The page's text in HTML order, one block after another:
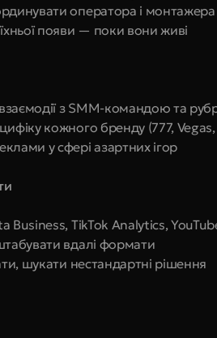
оператора і монтажера
появи — поки вони живі
з SMM-командою та
кожного бренду (777,
у сфері азартних ігор
Business, TikTok Analytics,
вдалі формати
шукати нестандартні рішення